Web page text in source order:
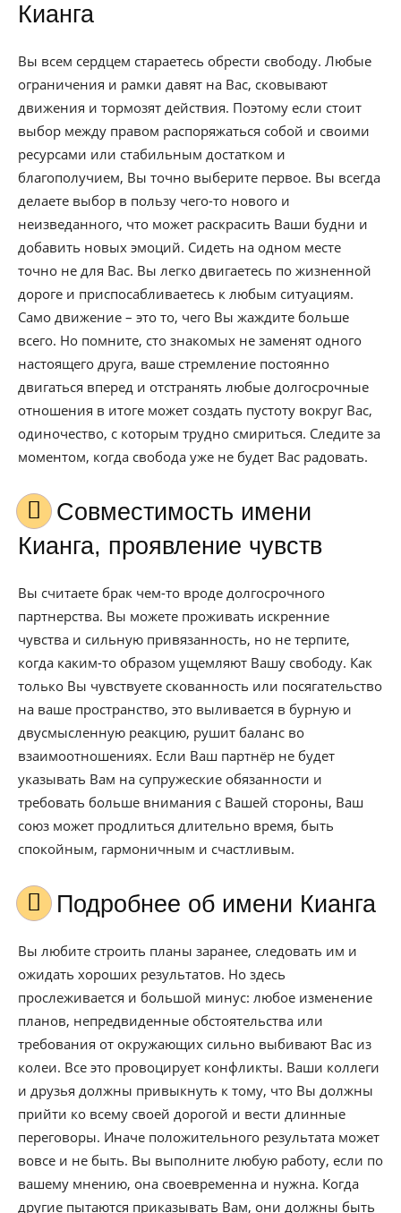
Кианга
Вы всем сердцем стараетесь обрести свободу. Любые
ограничения и рамки давят на Вас, сковывают
движения и тормозят действия. Поэтому если стоит
выбор между правом распоряжаться собой и своими
ресурсами или стабильным достатком и
благополучием, Вы точно выберите первое. Вы всегда
делаете выбор в пользу чего-то нового и
неизведанного, что может раскрасить Ваши будни и
добавить новых эмоций. Сидеть на одном месте
точно не для Вас. Вы легко двигаетесь по жизненной
дороге и приспосабливаетесь к любым ситуациям.
Само движение – это то, чего Вы жаждите больше
всего. Но помните, сто знакомых не заменят одного
настоящего друга, ваше стремление постоянно
двигаться вперед и отстранять любые долгосрочные
отношения в итоге может создать пустоту вокруг Вас,
одиночество, с которым трудно смириться. Следите за
моментом, когда свобода уже не будет Вас радовать.
Совместимость имени
Кианга, проявление чувств
Вы считаете брак чем-то вроде долгосрочного
партнерства. Вы можете проживать искренние
чувства и сильную привязанность, но не терпите,
когда каким-то образом ущемляют Вашу свободу. Как
только Вы чувствуете скованность или посягательство
на ваше пространство, это выливается в бурную и
двусмысленную реакцию, рушит баланс во
взаимоотношениях. Если Ваш партнёр не будет
указывать Вам на супружеские обязанности и
требовать больше внимания с Вашей стороны, Ваш
союз может продлиться длительно время, быть
спокойным, гармоничным и счастливым.
Подробнее об имени Кианга
Вы любите строить планы заранее, следовать им и
ожидать хороших результатов. Но здесь
прослеживается и большой минус: любое изменение
планов, непредвиденные обстоятельства или
требования от окружающих сильно выбивают Вас из
колеи. Все это провоцирует конфликты. Ваши коллеги
и друзья должны привыкнуть к тому, что Вы должны
прийти ко всему своей дорогой и вести длинные
переговоры. Иначе положительного результата может
вовсе и не быть. Вы выполните любую работу, если по
вашему мнению, она своевременна и нужна. Когда
другие пытаются приказывать Вам, они должны быть